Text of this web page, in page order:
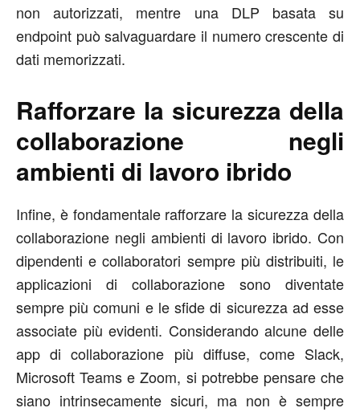
non autorizzati, mentre una DLP basata su
endpoint può salvaguardare il numero crescente di
dati memorizzati.
Rafforzare la sicurezza della
collaborazione negli
ambienti di lavoro ibrido
Infine, è fondamentale rafforzare la sicurezza della
collaborazione negli ambienti di lavoro ibrido. Con
dipendenti e collaboratori sempre più distribuiti, le
applicazioni di collaborazione sono diventate
sempre più comuni e le sfide di sicurezza ad esse
associate più evidenti. Considerando alcune delle
app di collaborazione più diffuse, come Slack,
Microsoft Teams e Zoom, si potrebbe pensare che
siano intrinsecamente sicuri, ma non è sempre